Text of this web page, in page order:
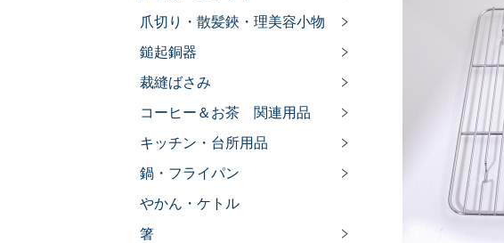
爪切り・散髪鋏・理美容小物
鎚起銅器
裁縫ばさみ
コーヒー＆お茶 関連用品
キッチン・台所用品
鍋・フライパン
やかん・ケトル
箸